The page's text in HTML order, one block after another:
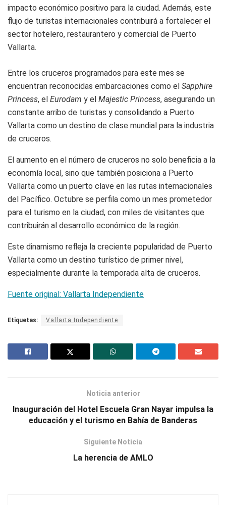
impacto económico positivo para la ciudad. Además, este
flujo de turistas internacionales contribuirá a fortalecer el
sector hotelero, restaurantero y comercial de Puerto
Vallarta.
Entre los cruceros programados para este mes se
encuentran reconocidas embarcaciones como el Sapphire
Princess, el Eurodam y el Majestic Princess, asegurando un
constante arribo de turistas y consolidando a Puerto
Vallarta como un destino de clase mundial para la industria
de cruceros.
El aumento en el número de cruceros no solo beneficia a la
economía local, sino que también posiciona a Puerto
Vallarta como un puerto clave en las rutas internacionales
del Pacífico. Octubre se perfila como un mes prometedor
para el turismo en la ciudad, con miles de visitantes que
contribuirán al desarrollo económico de la región.
Este dinamismo refleja la creciente popularidad de Puerto
Vallarta como un destino turístico de primer nivel,
especialmente durante la temporada alta de cruceros.
Fuente original: Vallarta Independiente
Etiquetas: Vallarta Independiente
Noticia anterior
Inauguración del Hotel Escuela Gran Nayar impulsa la
educación y el turismo en Bahía de Banderas
Siguiente Noticia
La herencia de AMLO